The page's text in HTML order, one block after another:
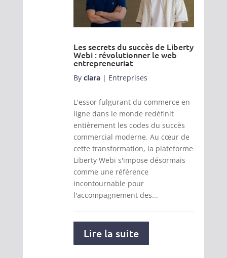
Les secrets du succès de Liberty
Webi : révolutionner le web
entrepreneuriat
By clara| Entreprises
L'essor fulgurant du commerce en
ligne dans le monde redéfinit
entièrement les codes du succès
commercial moderne. Au cœur de
cette transformation, la plateforme
Liberty Webi s'impose désormais
comme une référence
incontournable pour
l'accompagnement des...
Lire la suite